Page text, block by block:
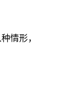
情形，